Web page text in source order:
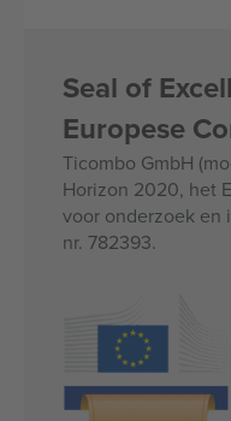
Seal of
Europese
Ticombo GmbH
Horizon 2020, het
voor onderzoek en
nr. 782393.